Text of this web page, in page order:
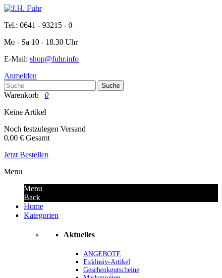
Tel.: 0641 - 93215 - 0
Mo - Sa 10 - 18.30 Uhr
E-Mail: shop@fuhr.info
Anmelden
Suche
Warenkorb
0
Keine Artikel
Noch festzulegen Versand
0,00 € Gesamt
Jetzt Bestellen
Menu
Menu
Back
Home
Kategorien
Aktuelles
ANGEBOTE
Exklusiv-Artikel
Geschenkgutscheine